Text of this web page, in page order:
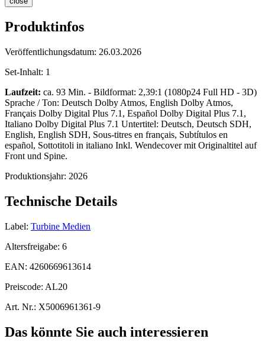
Produktinfos
Veröffentlichungsdatum: 26.03.2026
Set-Inhalt: 1
Laufzeit: ca. 93 Min. - Bildformat: 2,39:1 (1080p24 Full HD - 3D)
Sprache / Ton: Deutsch Dolby Atmos, English Dolby Atmos,
Français Dolby Digital Plus 7.1, Español Dolby Digital Plus 7.1,
Italiano Dolby Digital Plus 7.1 Untertitel: Deutsch, Deutsch SDH,
English, English SDH, Sous-titres en français, Subtítulos en
español, Sottotitoli in italiano Inkl. Wendecover mit Originaltitel auf
Front und Spine.
Produktionsjahr: 2026
Technische Details
Label: Turbine Medien
Altersfreigabe: 6
EAN: 4260669613614
Preiscode: AL20
Art. Nr.: X5006961361-9
Das könnte Sie auch interessieren